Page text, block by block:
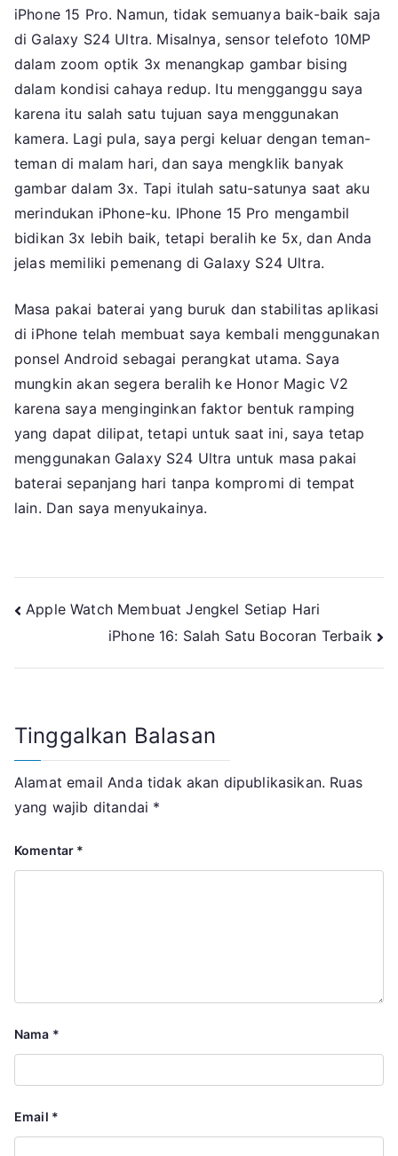
iPhone 15 Pro. Namun, tidak semuanya baik-baik saja
di Galaxy S24 Ultra. Misalnya, sensor telefoto 10MP
dalam zoom optik 3x menangkap gambar bising
dalam kondisi cahaya redup. Itu mengganggu saya
karena itu salah satu tujuan saya menggunakan
kamera. Lagi pula, saya pergi keluar dengan teman-
teman di malam hari, dan saya mengklik banyak
gambar dalam 3x. Tapi itulah satu-satunya saat aku
merindukan iPhone-ku. IPhone 15 Pro mengambil
bidikan 3x lebih baik, tetapi beralih ke 5x, dan Anda
jelas memiliki pemenang di Galaxy S24 Ultra.
Masa pakai baterai yang buruk dan stabilitas aplikasi
di iPhone telah membuat saya kembali menggunakan
ponsel Android sebagai perangkat utama. Saya
mungkin akan segera beralih ke Honor Magic V2
karena saya menginginkan faktor bentuk ramping
yang dapat dilipat, tetapi untuk saat ini, saya tetap
menggunakan Galaxy S24 Ultra untuk masa pakai
baterai sepanjang hari tanpa kompromi di tempat
lain. Dan saya menyukainya.
Navigasi
Apple Watch Membuat Jengkel Setiap Hari
iPhone 16: Salah Satu Bocoran Terbaik
Tinggalkan Balasan
Alamat email Anda tidak akan dipublikasikan. Ruas
yang wajib ditandai *
Komentar *
Nama *
Email *